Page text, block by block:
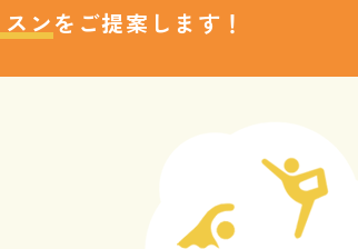
ンをご提案します！